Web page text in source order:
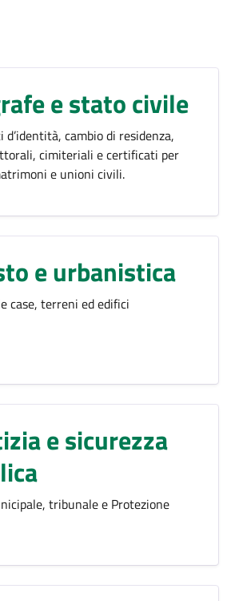
e stato civile
d’identità, cambio di residenza,
cimiteriali e certificati per
e unioni civili.
e urbanistica
case, terreni ed edifici
e sicurezza
tribunale e Protezione